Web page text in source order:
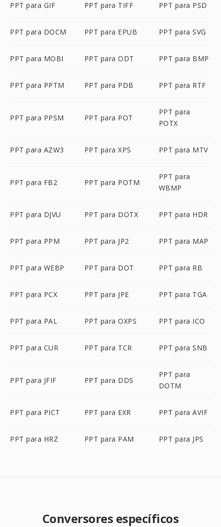
PPT para GIF PPT para TIFF PPT para PSD
PPT para DOCM PPT para EPUB PPT para SVG
PPT para MOBI PPT para ODT PPT para BMP
PPT para PPTM PPT para PDB PPT para RTF
PPT para PPSM PPT para POT
PPT para
POTX
PPT para AZW3 PPT para XPS PPT para MTV
PPT para FB2 PPT para POTM
PPT para
WBMP
PPT para DJVU PPT para DOTX PPT para HDR
PPT para PPM PPT para JP2 PPT para MAP
PPT para WEBP PPT para DOT PPT para RB
PPT para PCX PPT para JPE PPT para TGA
PPT para PAL PPT para OXPS PPT para ICO
PPT para CUR PPT para TCR PPT para SNB
PPT para JFIF PPT para DDS
PPT para
DOTM
PPT para PICT PPT para EXR PPT para AVIF
PPT para HRZ PPT para PAM PPT para JPS
Conversores específicos